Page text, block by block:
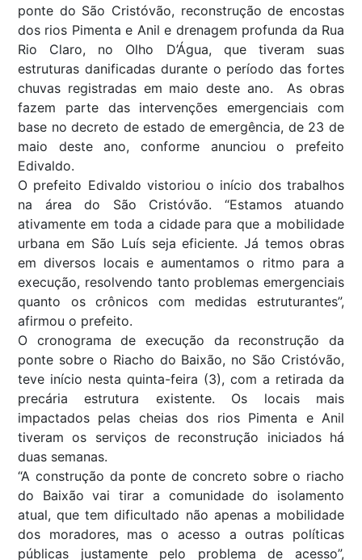
ponte do São Cristóvão, reconstrução de encostas
dos rios Pimenta e Anil e drenagem profunda da Rua
Rio Claro, no Olho D’Água, que tiveram suas
estruturas danificadas durante o período das fortes
chuvas registradas em maio deste ano. As obras
fazem parte das intervenções emergenciais com
base no decreto de estado de emergência, de 23 de
maio deste ano, conforme anunciou o prefeito
Edivaldo.
O prefeito Edivaldo vistoriou o início dos trabalhos
na área do São Cristóvão. “Estamos atuando
ativamente em toda a cidade para que a mobilidade
urbana em São Luís seja eficiente. Já temos obras
em diversos locais e aumentamos o ritmo para a
execução, resolvendo tanto problemas emergenciais
quanto os crônicos com medidas estruturantes”,
afirmou o prefeito.
O cronograma de execução da reconstrução da
ponte sobre o Riacho do Baixão, no São Cristóvão,
teve início nesta quinta-feira (3), com a retirada da
precária estrutura existente. Os locais mais
impactados pelas cheias dos rios Pimenta e Anil
tiveram os serviços de reconstrução iniciados há
duas semanas.
“A construção da ponte de concreto sobre o riacho
do Baixão vai tirar a comunidade do isolamento
atual, que tem dificultado não apenas a mobilidade
dos moradores, mas o acesso a outras políticas
públicas justamente pelo problema de acesso”,